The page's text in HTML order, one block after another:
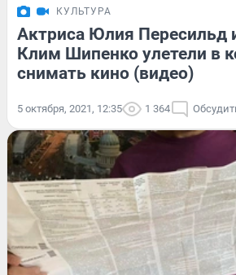
КУЛЬТУРА
Актриса Юлия Пересильд
Клим Шипенко улетели в
снимать кино (видео)
5 октября, 2021, 12:35 1 364